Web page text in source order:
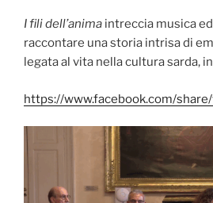
I fili dell’anima intreccia musica
raccontare una storia intrisa di
legata al vita nella cultura sarda,
https://www.facebook.com/